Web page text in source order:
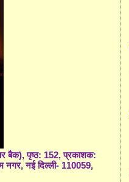
बैक), पृष्ठ: 152, प्रकाशक:
नगर, नई दिल्ली- 110059,